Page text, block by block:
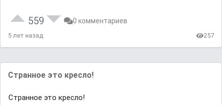
559 0 комментариев
5 лет назад 257
Странное это кресло!
Странное это кресло!